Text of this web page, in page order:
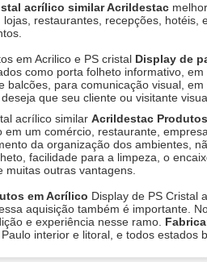
acrílico similar Acrildestac
restaurantes, recepções, hotéis,
em Acrilico e PS cristal Display de
como porta folheto informativo,
balcões, para comunicação visual,
que seu cliente ou visitante
acrílico similar Acrildestac
em um comércio, restaurante,
da organização dos ambientes,
facilidade para a limpeza, o
muitas outras vantagens.
em Acrílico Display de PS Cristal
aquisição também é importante.
e experiência nesse ramo.
interior e litoral, e todos estados